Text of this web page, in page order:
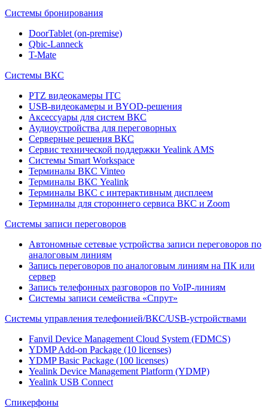
Системы бронирования
DoorTablet (on-premise)
Qbic-Lanneck
T-Mate
Системы ВКС
PTZ видеокамеры ITC
USB-видеокамеры и BYOD-решения
Аксессуары для систем ВКС
Аудиоустройства для переговорных
Серверные решения ВКС
Сервис технической поддержки Yealink AMS
Системы Smart Workspace
Терминалы ВКС Vinteo
Терминалы ВКС Yealink
Терминалы ВКС с интерактивным дисплеем
Терминалы для стороннего сервиса ВКС и Zoom
Системы записи переговоров
Автономные сетевые устройства записи переговоров по
аналоговым линиям
Запись переговоров по аналоговым линиям на ПК или
сервер
Запись телефонных разговоров по VoIP-линиям
Системы записи семейства «Спрут»
Системы управления телефонией/ВКС/USB-устройствами
Fanvil Device Management Cloud System (FDMCS)
YDMP Add-on Package (10 licenses)
YDMP Basic Package (100 licenses)
Yealink Device Management Platform (YDMP)
Yealink USB Connect
Спикерфоны